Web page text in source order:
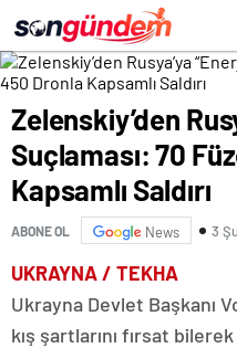
Saldırı
Zelenskiy’den
Suçlaması: 70
Kapsamlı Saldırı
ABONE OL News 3
UKRAYNA / TEKHA
Ukrayna Devlet Başkanı
kış şartlarını fırsat